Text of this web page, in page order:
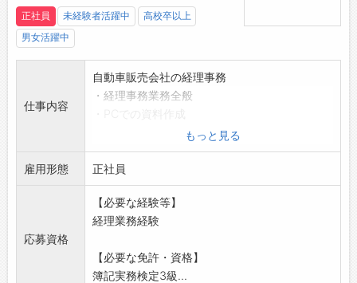
現状、店舗の施設数や従業員数、売上や利益等
正社員 未経験者活躍中
高校卒以上
男女活躍中
仕事内容
自動車販売会社の経理事務
・経理事務業務全般
・経理システムでの仕分け計上
・日次、月次及び決算業務
【業務内容変更 なし】
もっと見る
雇用形態 正社員
応募資格
【必要な経験等】
経理業務経験
【必要な免許・資格】
簿記実務検定3級...